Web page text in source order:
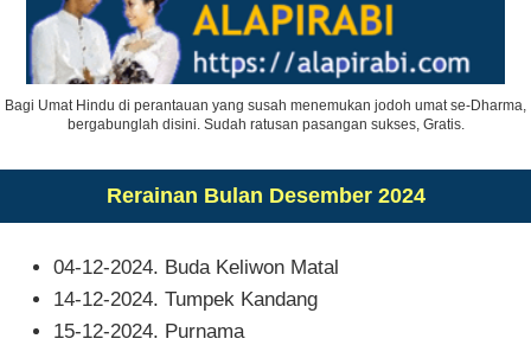
Bagi Umat Hindu di perantauan yang susah menemukan jodoh umat se-Dharma,
bergabunglah disini. Sudah ratusan pasangan sukses, Gratis.
Rerainan Bulan Desember 2024
04-12-2024. Buda Keliwon Matal
14-12-2024. Tumpek Kandang
15-12-2024. Purnama